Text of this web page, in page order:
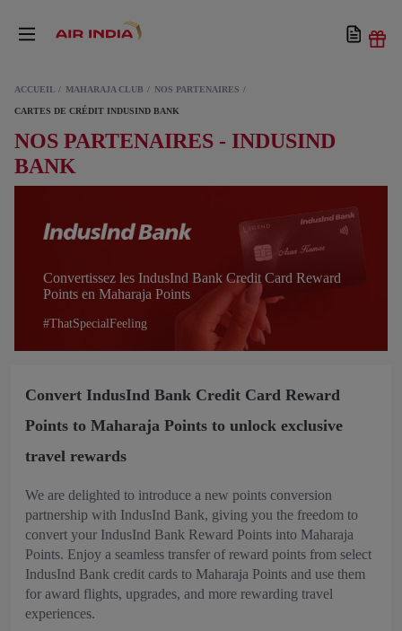
ACCUEIL MAHARAJA CLUB NOS PARTENAIRES
CARTES DE CRÉDIT INDUSIND BANK
NOS PARTENAIRES - INDUSIND
BANK
Convertissez les IndusInd Bank Credit Card Reward
Points en Maharaja Points
#ThatSpecialFeeling
Convert IndusInd Bank Credit Card Reward
Points to Maharaja Points to unlock exclusive
travel rewards
We are delighted to introduce a new points conversion
partnership with IndusInd Bank, giving you the freedom to
convert your IndusInd Bank Reward Points into Maharaja
Points. Enjoy a seamless transfer of reward points from select
IndusInd Bank credit cards to Maharaja Points and use them
for award flights, upgrades, and more rewarding travel
experiences.